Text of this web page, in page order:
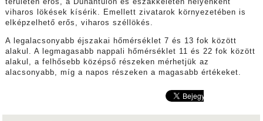
területen erős, a Dunántúlon és északkeleten helyenként
viharos lökések kísérik. Emellett zivatarok környezetében is
elképzelhető erős, viharos széllökés.
A legalacsonyabb éjszakai hőmérséklet 7 és 13 fok között
alakul. A legmagasabb nappali hőmérséklet 11 és 22 fok között
alakul, a felhősebb középső részeken mérhetjük az
alacsonyabb, míg a napos részeken a magasabb értékeket.